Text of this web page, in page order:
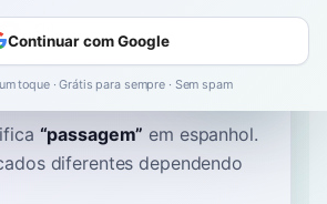
“passagem” em espanhol.
diferentes dependendo
Continuar com Google
toque · Grátis para sempre · Sem spam